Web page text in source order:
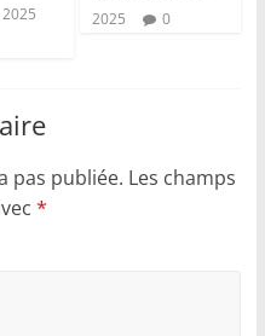
2025
0
pas publiée. Les champs
*